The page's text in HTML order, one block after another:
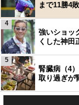
まで11勝4
強いショッ
くした神田
4
腎臓病（4
取り過ぎが
5